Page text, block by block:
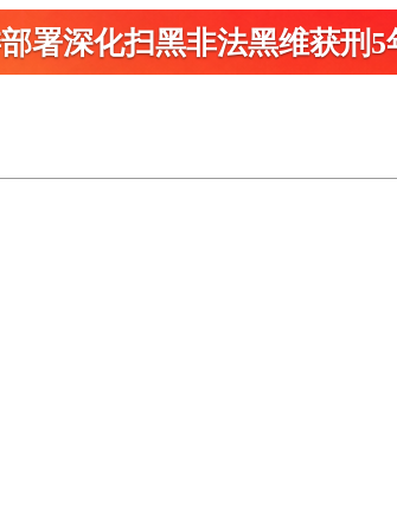
署深化扫黑非法黑维获刑5